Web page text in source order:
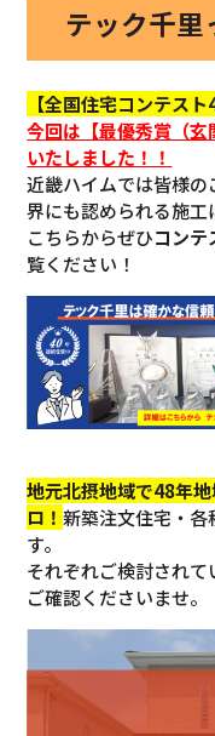
テック千里
【全国住宅コンテス
今回は【最優秀賞（
いたしました！！
近畿ハイムでは皆様
界にも認められる施工
こちらからぜひコンテ
覧ください！
地元北摂地域で48年
ロ！新築注文住宅・
す。
それぞれご検討され
ご確認くださいませ。